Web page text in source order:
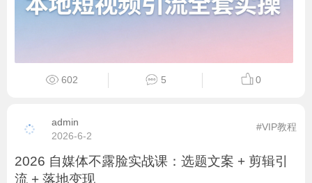
602 5 0
admin
2026-6-2
#VIP教程
2026 自媒体不露脸实战课：选题文案 + 剪辑引
流 + 落地变现